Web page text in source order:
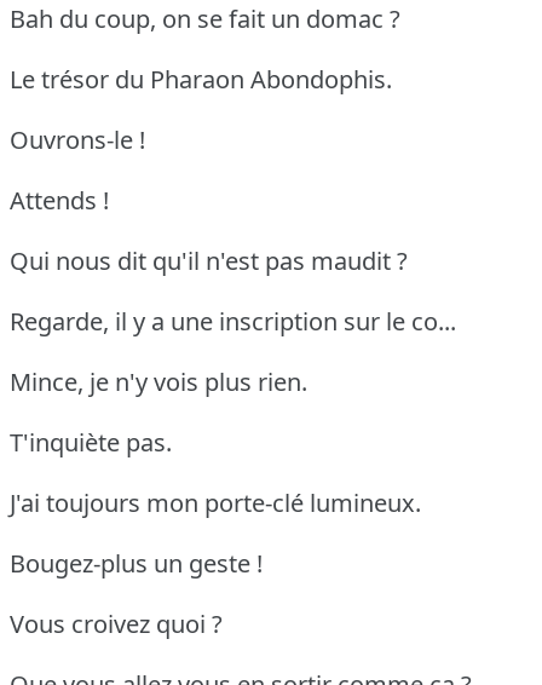
Bah du coup, on se fait un domac ?
Le trésor du Pharaon Abondophis.
Ouvrons-le !
Attends !
Qui nous dit qu'il n'est pas maudit ?
Regarde, il y a une inscription sur le co...
Mince, je n'y vois plus rien.
T'inquiète pas.
J'ai toujours mon porte-clé lumineux.
Bougez-plus un geste !
Vous croivez quoi ?